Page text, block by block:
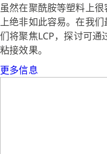
虽然在聚酰胺等塑料上
上绝非如此容易。在我
们将聚焦LCP，探讨可
粘接效果。
更多信息